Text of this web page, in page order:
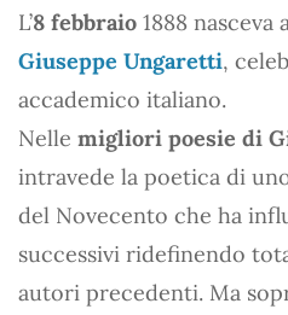
L’8 febbraio 1888 nasceva
Giuseppe Ungaretti,
accademico italiano.
Nelle migliori poesie di
intravede la poetica di
del Novecento che ha
successivi ridefinendo
autori precedenti. Ma